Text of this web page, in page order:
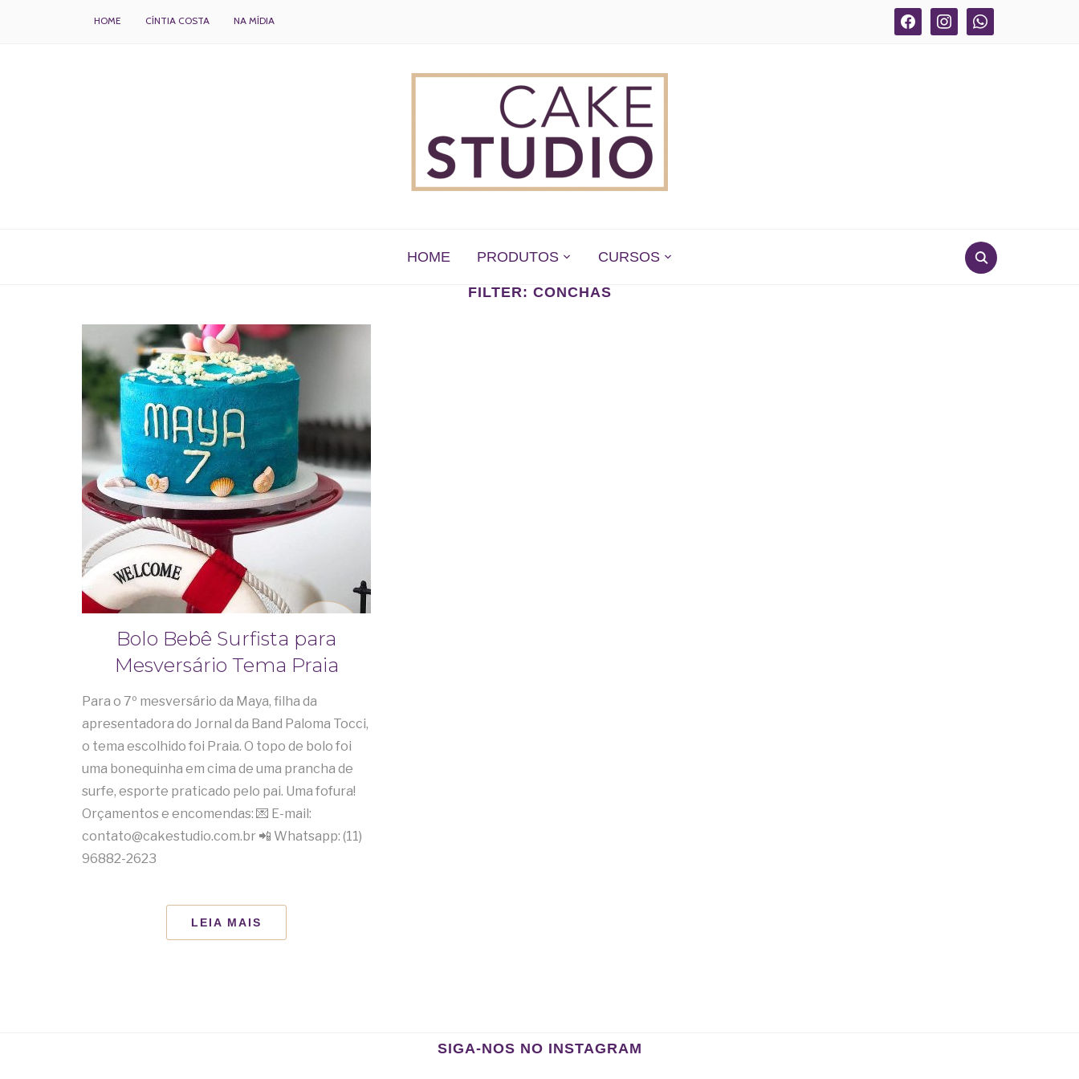
facebook instagram whatsapp
HOME CÍNTIA COSTA NA MÍDIA
HOME PRODUTOS CURSOS
FILTER: CONCHAS
Bolo Bebê Surfista para
Mesversário Tema Praia
Para o 7º mesversário da Maya, filha da
apresentadora do Jornal da Band Paloma Tocci,
o tema escolhido foi Praia. O topo de bolo foi
uma bonequinha em cima de uma prancha de
surfe, esporte praticado pelo pai. Uma fofura!
Orçamentos e encomendas: 💌 E-mail:
contato@cakestudio.com.br 📲 Whatsapp: (11)
96882-2623
LEIA MAIS
SIGA-NOS NO INSTAGRAM